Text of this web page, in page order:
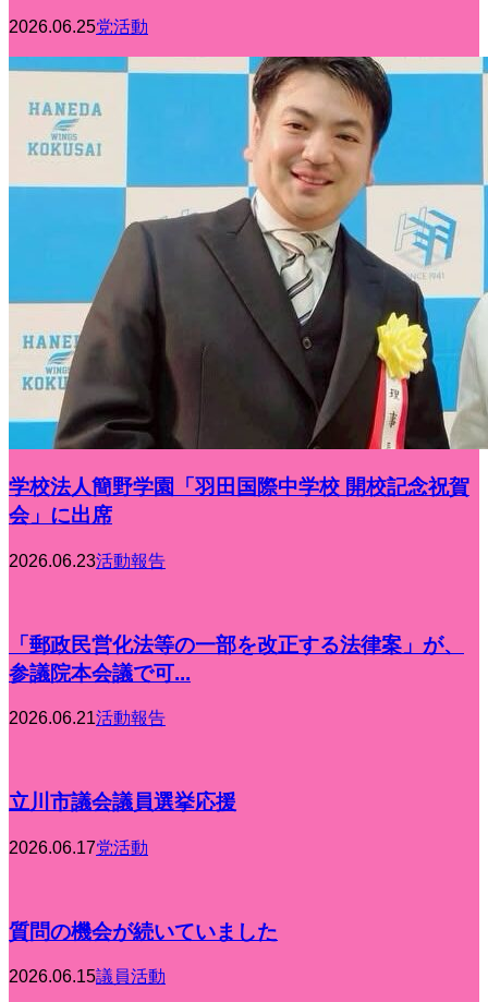
2026.06.25党活動
学校法人簡野学園「羽田国際中学校 開校記念祝賀
会」に出席
2026.06.23活動報告
「郵政民営化法等の一部を改正する法律案」が、
参議院本会議で可...
2026.06.21活動報告
立川市議会議員選挙応援
2026.06.17党活動
質問の機会が続いていました
2026.06.15議員活動